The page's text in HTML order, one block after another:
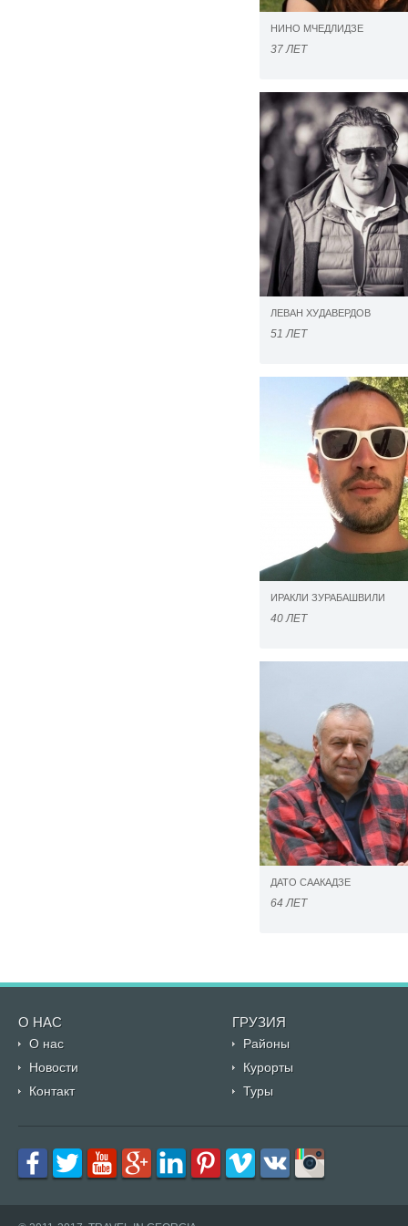
НИНО МЧЕДЛИДЗЕ
37 ЛЕТ
ЛЕВАН ХУДАВЕРДОВ
51 ЛЕТ
ИРАКЛИ ЗУРАБАШВИЛИ
40 ЛЕТ
ДАТО СААКАДЗЕ
64 ЛЕТ
О НАС ГРУЗИЯ
О нас
Районы
Новости
Курорты
Контакт
Туры